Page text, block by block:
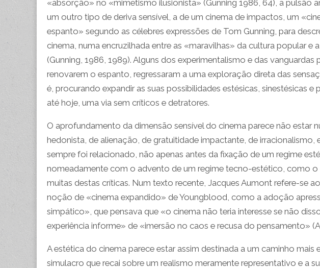
«absorção» no «mimetismo ilusionista» (Gunning 1986, 64), a pulsão
um outro tipo de deriva sensível, a de um cinema de impactos, um
espanto» segundo as célebres expressões de Tom Gunning, para
cinema, numa encruzilhada entre as «maravilhas» da cultura popular e
(Gunning, 1986, 1989). Alguns dos experimentalismo e das
renovarem o espanto, regressaram a uma exploração direta das
é, procurando expandir as suas possibilidades estésicas, sinestésicas
até hoje, uma via sem críticos e detratores.
O aprofundamento da dimensão sensível do cinema parece não estar
hedonista, de alienação, de gratuitidade impactante, de irracionalismo,
sempre foi relacionado, não apenas antes da fixação de um regime
nomeadamente com o advento de um regime tecno-estético, como o
muitas destas críticas. Num texto recente, Jacques Aumont refere-se
noção de «cinema expandido» de Youngblood, como a adoção
simpático», que pensava que «o cinema não teria interesse se não
experiência informe» de «imersão no caos e recusa do pensamento»
A estética do cinema parece estar assim destinada a um caminho
simulacro que recai sobre um realismo meramente representativo e a